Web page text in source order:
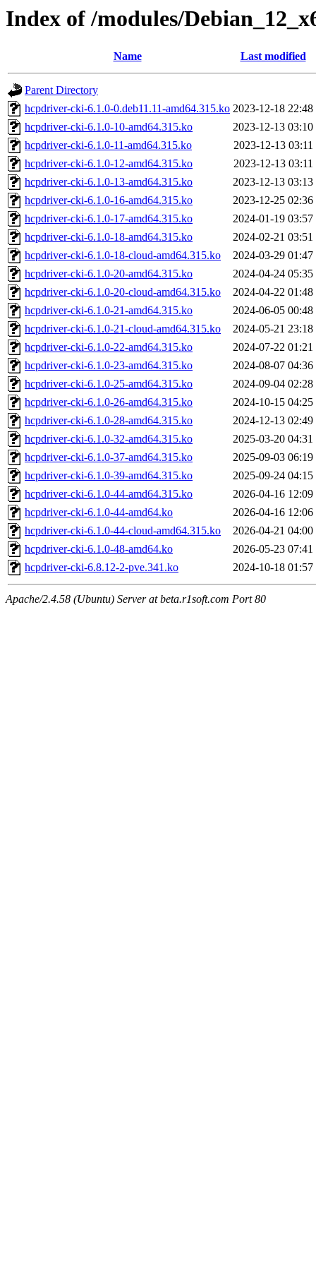
Index of /modules/
Name Last modified
Parent Directory
hcpdriver-cki-6.1.0-0.deb11.11-amd64.315.ko 2023-12-18 22:48
hcpdriver-cki-6.1.0-10-amd64.315.ko
2023-12-13 03:10
hcpdriver-cki-6.1.0-11-amd64.315.ko
2023-12-13 03:11
hcpdriver-cki-6.1.0-12-amd64.315.ko
2023-12-13 03:11
hcpdriver-cki-6.1.0-13-amd64.315.ko
2023-12-13 03:13
hcpdriver-cki-6.1.0-16-amd64.315.ko
2023-12-25 02:36
hcpdriver-cki-6.1.0-17-amd64.315.ko
2024-01-19 03:57
hcpdriver-cki-6.1.0-18-amd64.315.ko
2024-02-21 03:51
hcpdriver-cki-6.1.0-18-cloud-amd64.315.ko
2024-03-29 01:47
hcpdriver-cki-6.1.0-20-amd64.315.ko
2024-04-24 05:35
hcpdriver-cki-6.1.0-20-cloud-amd64.315.ko
2024-04-22 01:48
hcpdriver-cki-6.1.0-21-amd64.315.ko
2024-06-05 00:48
hcpdriver-cki-6.1.0-21-cloud-amd64.315.ko
2024-05-21 23:18
hcpdriver-cki-6.1.0-22-amd64.315.ko
2024-07-22 01:21
hcpdriver-cki-6.1.0-23-amd64.315.ko
2024-08-07 04:36
hcpdriver-cki-6.1.0-25-amd64.315.ko
2024-09-04 02:28
hcpdriver-cki-6.1.0-26-amd64.315.ko
2024-10-15 04:25
hcpdriver-cki-6.1.0-28-amd64.315.ko
2024-12-13 02:49
hcpdriver-cki-6.1.0-32-amd64.315.ko
2025-03-20 04:31
hcpdriver-cki-6.1.0-37-amd64.315.ko
2025-09-03 06:19
hcpdriver-cki-6.1.0-39-amd64.315.ko
2025-09-24 04:15
hcpdriver-cki-6.1.0-44-amd64.315.ko
2026-04-16 12:09
hcpdriver-cki-6.1.0-44-amd64.ko
2026-04-16 12:06
hcpdriver-cki-6.1.0-44-cloud-amd64.315.ko
2026-04-21 04:00
hcpdriver-cki-6.1.0-48-amd64.ko
2026-05-23 07:41
hcpdriver-cki-6.8.12-2-pve.341.ko
2024-10-18 01:57
Apache/2.4.58 (Ubuntu) Server at beta.r1soft.com Port 80